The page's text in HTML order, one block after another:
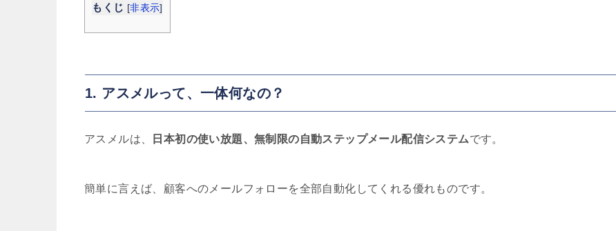
もくじ [非表示]
1. アスメルって、一体何なの？
アスメルは、 日本初の使い放題、無制限の自動ステップメール配信システムです。
簡単に言えば、顧客へのメールフォローを全部自動化してくれる優れものです。